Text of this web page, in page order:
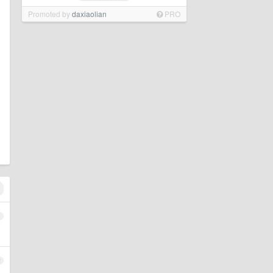
Promoted bydaxiaolian PRO